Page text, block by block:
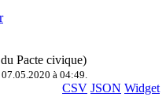
Pacte civique)
à 04:49
CSV JSON Widget